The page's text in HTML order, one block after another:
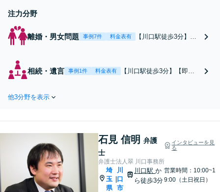
注力分野
離婚・男女問題 事例7件 料金表有
【川口駅徒歩3分】
の慰謝料の獲得実績多
相談OK】初回面談は
無料です。
相続・遺言 事例1件 料金表有
【川口駅徒歩3分】【即日
で、ご家族だけで話あうと
まずは弁護士にご相談くだ
他3分野を表示
石見 信明 弁護
士
インタビューを見
る
弁護士法人翠 川口事務所
埼
玉
県
川
口
市
川口駅か
ら徒歩3分
営業時間：10:00~1
9:00（土日祝日）